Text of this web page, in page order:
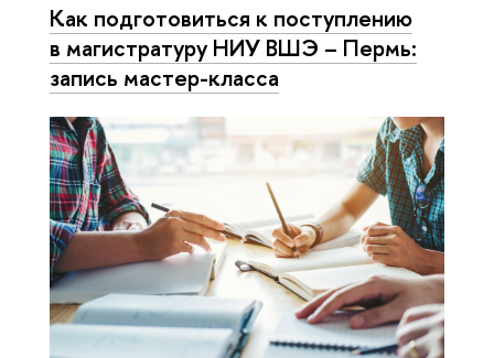
Как подготовиться к поступлению
в магистратуру НИУ ВШЭ – Пермь:
запись мастер-класса